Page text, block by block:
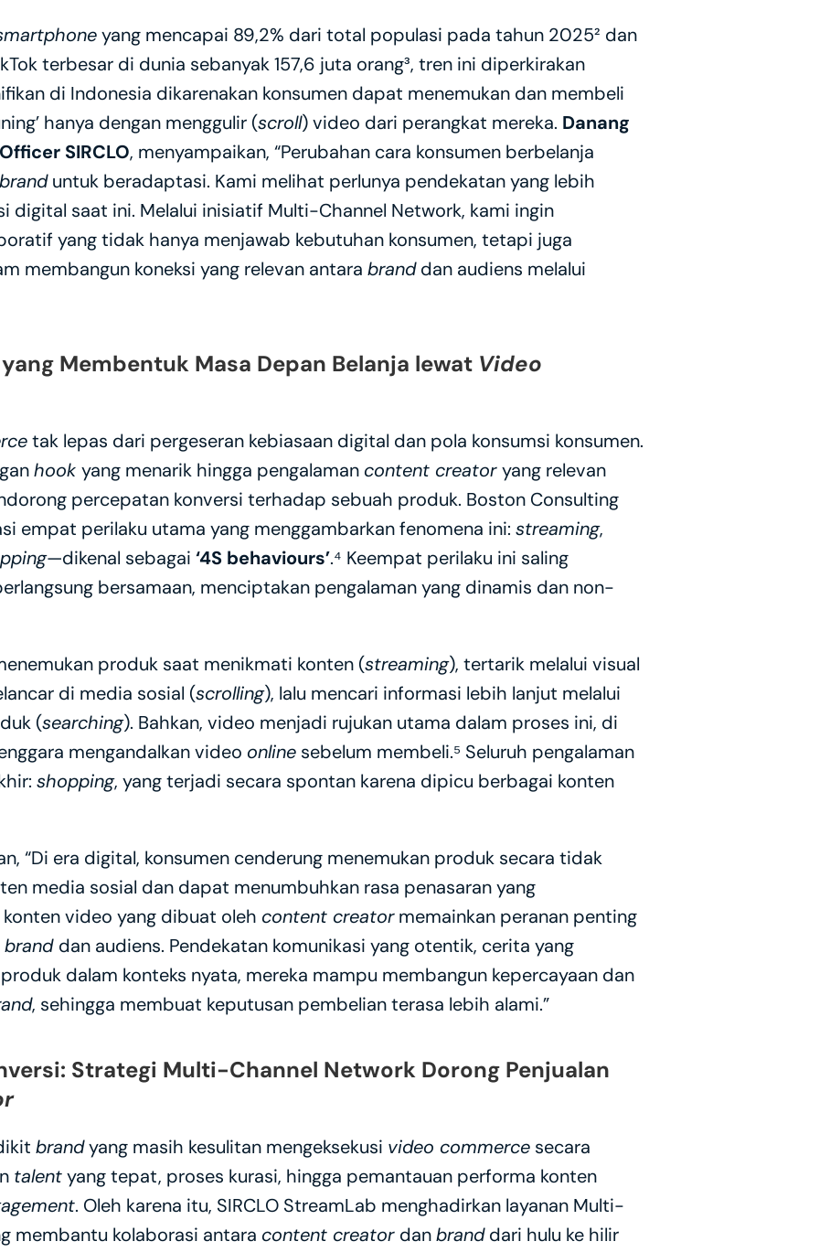
yang mencapai 89,2% dari total populasi pada tahun 2025² dan
terbesar di dunia sebanyak 157,6 juta orang³, tren ini diperkirakan
di Indonesia dikarenakan konsumen dapat menemukan dan membeli
hanya dengan menggulir (scroll) video dari perangkat mereka. Danang
SIRCLO, menyampaikan, “Perubahan cara konsumen berbelanja
brand untuk beradaptasi. Kami melihat perlunya pendekatan yang lebih
digital saat ini. Melalui inisiatif Multi-Channel Network, kami ingin
yang tidak hanya menjawab kebutuhan konsumen, tetapi juga
membangun koneksi yang relevan antara brand
Membentuk Masa Depan Belanja lewat Video
tak lepas dari pergeseran kebiasaan digital dan pola konsumsi konsumen.
hook yang menarik hingga pengalaman content creator yang relevan
percepatan konversi terhadap sebuah produk. Boston Consulting
empat perilaku utama yang menggambarkan fenomena ini: streaming
—dikenal sebagai ‘4S behaviours’.⁴ Keempat perilaku ini saling
bersamaan, menciptakan pengalaman yang dinamis dan non-
produk saat menikmati konten (streaming), tertarik melalui visual
di media sosial (scrolling), lalu mencari informasi lebih lanjut melalui
(searching). Bahkan, video menjadi rujukan utama dalam proses ini, di
mengandalkan video online sebelum membeli.⁵ Seluruh pengalaman
shopping, yang terjadi secara spontan karena dipicu berbagai konten
“Di era digital, konsumen cenderung menemukan produk secara tidak
media sosial dan dapat menumbuhkan rasa penasaran yang
video yang dibuat oleh content creator memainkan peranan penting
brand dan audiens. Pendekatan komunikasi yang otentik, cerita yang
dalam konteks nyata, mereka mampu membangun kepercayaan dan
, sehingga membuat keputusan pembelian terasa lebih alami.”
Strategi Multi-Channel Network Dorong Penjualan
brand yang masih kesulitan mengeksekusi video commerce secara
talent yang tepat, proses kurasi, hingga pemantauan performa konten
. Oleh karena itu, SIRCLO StreamLab menghadirkan layanan Multi-
membantu kolaborasi antara content creator dan brand dari hulu ke hilir